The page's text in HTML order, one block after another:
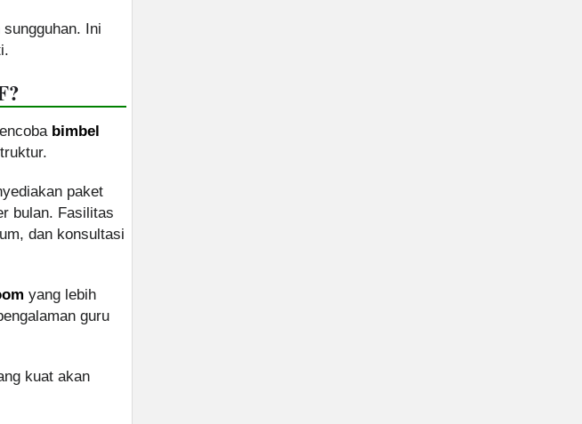
Ini
bimbel
paket
bulan. Fasilitas
dan konsultasi
yang lebih
guru
kuat akan